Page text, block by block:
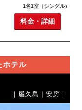
1名1室（シングル）
料金・詳細
ホテル
｜屋久島｜安房｜